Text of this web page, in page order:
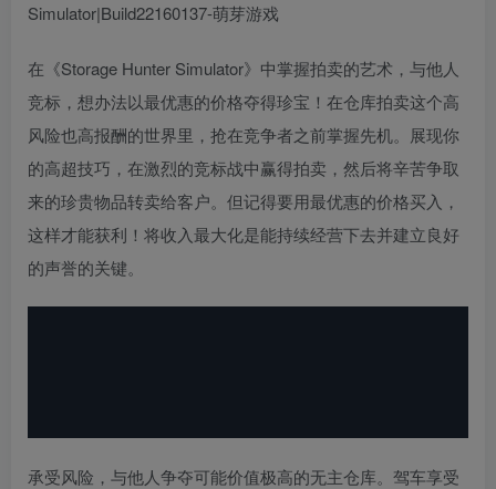
在《Storage Hunter Simulator》中掌握拍卖的艺术，与他人
竞标，想办法以最优惠的价格夺得珍宝！在仓库拍卖这个高
风险也高报酬的世界里，抢在竞争者之前掌握先机。展现你
的高超技巧，在激烈的竞标战中赢得拍卖，然后将辛苦争取
来的珍贵物品转卖给客户。但记得要用最优惠的价格买入，
这样才能获利！将收入最大化是能持续经营下去并建立良好
的声誉的关键。
承受风险，与他人争夺可能价值极高的无主仓库。驾车享受